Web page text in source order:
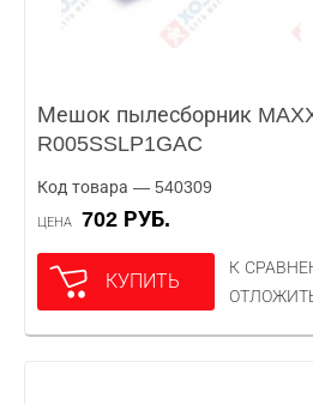
Мешок пылесборник
R005SSLP1GAC
Код товара — 540309
ЦЕНА 702 РУБ.
КУПИТЬ
К